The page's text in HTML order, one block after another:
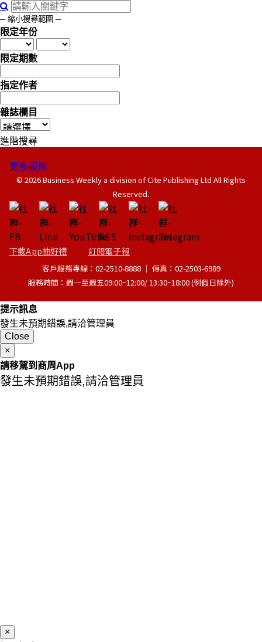
─ 縮小搜尋範圍 ─
限定年份
限定期數
指定作者
雜誌欄目
進階搜尋
更多服務
© 2026 Business Weekly a division of Cite Publishing Ltd All Rights
Reserved.
下載App抽好禮 訂閱電子報
客戶服務專線：02-2510-8888 │ 傳真：02-2503-6989
服務時間：週一至週五09:00~12:00/ 13:30~18:00 (例假日除外)
提示訊息
發生未預期錯誤,請洽管理員
Close
×
請移駕到商周App
發生未預期錯誤,請洽管理員
×